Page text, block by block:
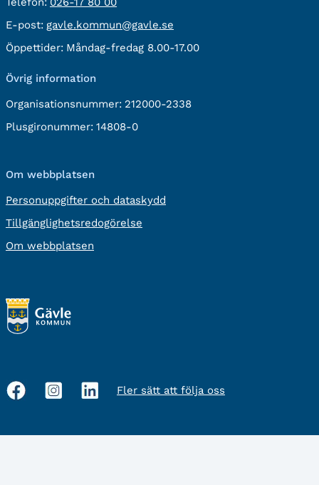
E-post: E-
post:
gavle.kommun@gavle.se
Öppettider: Måndag-fredag 8.00-17.00
Övrig information
Organisationsnummer: 212000-2338
Plusgironummer: 14808-0
Om webbplatsen
Personuppgifter och dataskydd
Tillgänglighetsredogörelse
Om webbplatsen
Sociala
Fler sätt att följa oss